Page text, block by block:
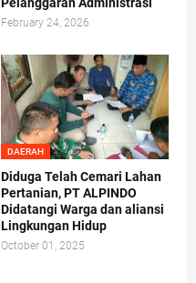
Pelanggaran Administrasi
February 24, 2026
DAERAH
Diduga Telah Cemari Lahan
Pertanian, PT ALPINDO
Didatangi Warga dan aliansi
Lingkungan Hidup
October 01, 2025